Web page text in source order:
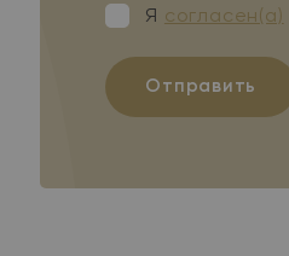
Я согласен(а)
Отправить